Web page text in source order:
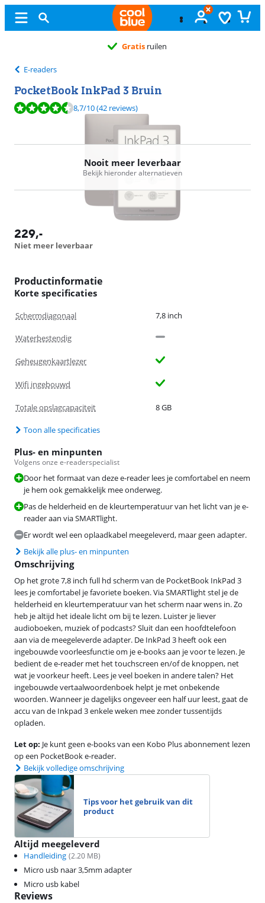
Gratis ruilen
E-readers
PocketBook InkPad 3 Bruin
Beoordeling is 8,7 van de 10, gebaseerd op 42 reviews.
8,7/10(42 reviews)
Nooit meer leverbaar
Bekijk hieronder alternatieven
229,-
Niet meer leverbaar
Productinformatie
Korte specificaties
Schermdiagonaal 7,8 inch
Waterbestendig
Geheugenkaartlezer
Wifi ingebouwd
Totale opslagcapaciteit 8 GB
Toon alle specificaties
Plus- en minpunten
Volgens onze e-readerspecialist
Door het formaat van deze e-reader lees je comfortabel en neem
je hem ook gemakkelijk mee onderweg.
Pas de helderheid en de kleurtemperatuur van het licht van je e-
reader aan via SMARTlight.
Er wordt wel een oplaadkabel meegeleverd, maar geen adapter.
Bekijk alle plus- en minpunten
Omschrijving
Op het grote 7,8 inch full hd scherm van de PocketBook InkPad 3
lees je comfortabel je favoriete boeken. Via SMARTlight stel je de
helderheid en kleurtemperatuur van het scherm naar wens in. Zo
heb je altijd het ideale licht om bij te lezen. Luister je liever
audioboeken, muziek of podcasts? Sluit dan een hoofdtelefoon
aan via de meegeleverde adapter. De InkPad 3 heeft ook een
ingebouwde voorleesfunctie om je e-books aan je voor te lezen. Je
bedient de e-reader met het touchscreen en/of de knoppen, net
wat je voorkeur heeft. Lees je veel boeken in andere talen? Het
ingebouwde vertaalwoordenboek helpt je met onbekende
woorden. Wanneer je dagelijks ongeveer een half uur leest, gaat de
accu van de Inkpad 3 enkele weken mee zonder tussentijds
opladen.
Let op: Je kunt geen e-books van een Kobo Plus abonnement lezen
op een PocketBook e-reader.
Bekijk volledige omschrijving
Tips voor het gebruik van dit
product
Altijd meegeleverd
Handleiding (2.20 MB)
Micro usb naar 3,5mm adapter
Micro usb kabel
Reviews